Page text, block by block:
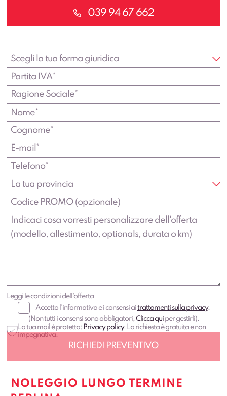
039 94 67 662
Leggi le condizioni dell'offerta
Accetto l'informativa e i consensi aitrattamenti sulla privacy.
(Non tutti i consensi sono obbligatori,Clicca quiper gestirli).
La tua mail è protetta: Privacy policy. La richiesta è gratuita e non
impegnativa.
NOLEGGIO LUNGO TERMINE